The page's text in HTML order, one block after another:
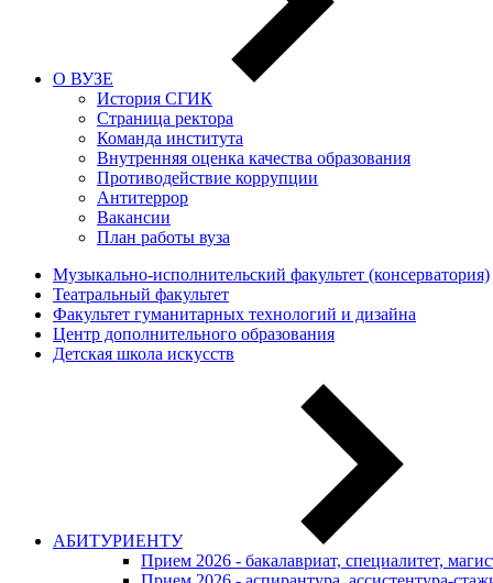
О ВУЗЕ
История СГИК
Страница ректора
Команда института
Внутренняя оценка качества образования
Противодействие коррупции
Антитеррор
Вакансии
План работы вуза
Музыкально-исполнительский факультет (консерватория)
Театральный факультет
Факультет гуманитарных технологий и дизайна
Центр дополнительного образования
Детская школа искусств
АБИТУРИЕНТУ
Прием 2026 - бакалавриат, специалитет,